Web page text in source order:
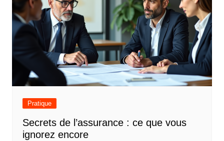
Pratique
Secrets de l’assurance : ce que vous
ignorez encore